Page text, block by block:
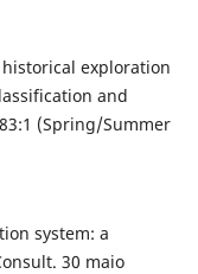
exploration
and
(Spring/Summer
system: a
30 maio